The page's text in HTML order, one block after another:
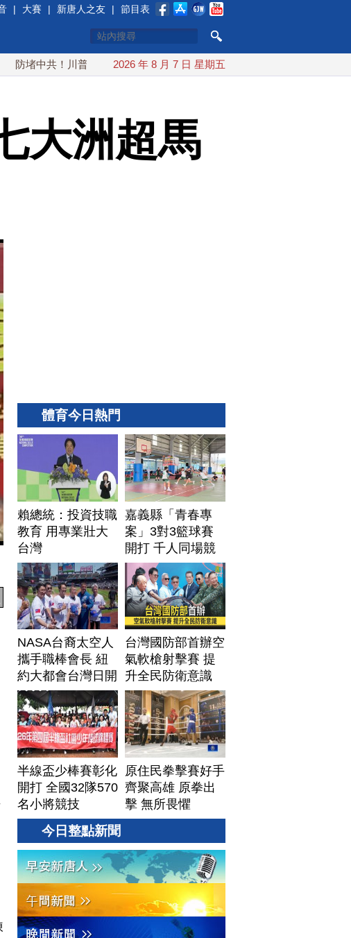
| 大賽 | 新唐人之友 | 節目表
中共！川普簽行政令 對多晶矽課15%關稅 白海豚颱風最快下午海警！
2026 年 8 月 7 日 星期五
大洲超馬
體育今日熱門
賴總統：投資技職
教育 用專業壯大
台灣
嘉義縣「青春專
案」3對3籃球賽
開打 千人同場競
技
NASA台裔太空人
攜手職棒會長 紐
約大都會台灣日開
球
台灣國防部首辦空
氣軟槍射擊賽 提
升全民防衛意識
半線盃少棒賽彰化
開打 全國32隊570
名小將競技
原住民拳擊賽好手
齊聚高雄 原拳出
擊 無所畏懼
今日整點新聞